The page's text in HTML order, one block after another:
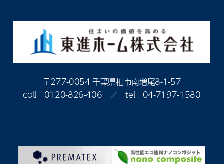
〒277-0054 千葉県柏市南増尾8-1-57
coll 0120-826-406 ／ tel 04-7197-1580